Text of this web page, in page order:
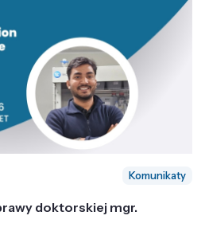
Komunikaty
doktorskiej mgr.